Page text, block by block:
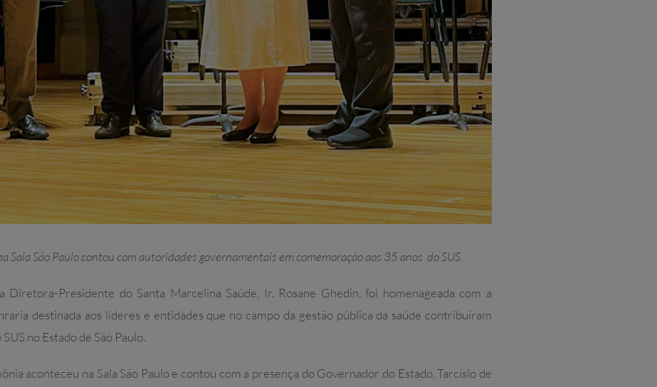
Sala São Paulo contou com autoridades governamentais em comemoração aos 35 anos do SUS
Diretora-Presidente do Santa Marcelina Saúde, Ir. Rosane Ghedin, foi homenageada com a
destinada aos líderes e entidades que no campo da gestão pública da saúde contribuíram
no Estado de São Paulo.
aconteceu na Sala São Paulo e contou com a presença do Governador do Estado, Tarcísio de